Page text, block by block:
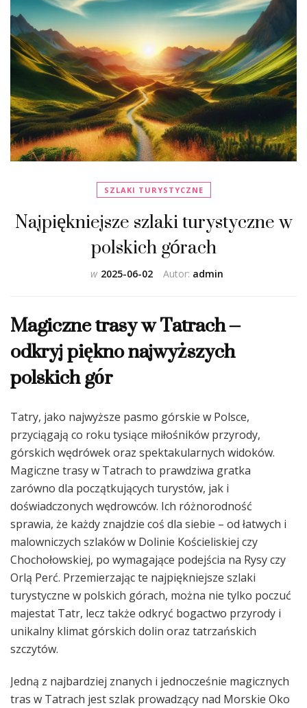
SZLAKI TURYSTYCZNE
Najpiękniejsze szlaki turystyczne w
polskich górach
Autor: admin
w 2025-06-02
Magiczne trasy w Tatrach –
odkryj piękno najwyższych
polskich gór
Tatry, jako najwyższe pasmo górskie w Polsce,
przyciągają co roku tysiące miłośników przyrody,
górskich wędrówek oraz spektakularnych widoków.
Magiczne trasy w Tatrach to prawdziwa gratka
zarówno dla początkujących turystów, jak i
doświadczonych wędrowców. Ich różnorodność
sprawia, że każdy znajdzie coś dla siebie – od łatwych i
malowniczych szlaków w Dolinie Kościeliskiej czy
Chochołowskiej, po wymagające podejścia na Rysy czy
Orlą Perć. Przemierzając te najpiękniejsze szlaki
turystyczne w polskich górach, można nie tylko poczuć
majestat Tatr, lecz także odkryć bogactwo przyrody i
unikalny klimat górskich dolin oraz tatrzańskich
szczytów.
Jedną z najbardziej znanych i jednocześnie magicznych
tras w Tatrach jest szlak prowadzący nad Morskie Oko